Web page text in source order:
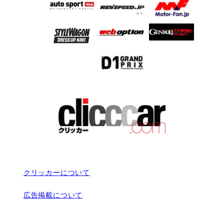
クリッカーについて
広告掲載について